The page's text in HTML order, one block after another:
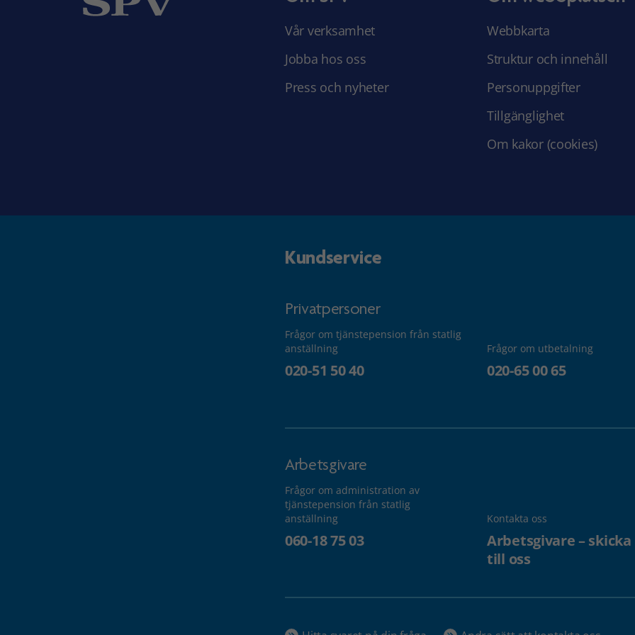
Vår verksamhet
Jobba hos oss
Press och nyheter
Webbkarta
Struktur och innehåll
Personuppgifter
Tillgänglighet
Om kakor (cookies)
Kundservice
Privatpersoner
Frågor om tjänstepension från statlig
anställning
020-51 50 40
Frågor om utbetalning
020-65 00 65
Arbetsgivare
Frågor om administration av
tjänstepension från statlig
anställning
060-18 75 03
Kontakta oss
Arbetsgivare –
till oss